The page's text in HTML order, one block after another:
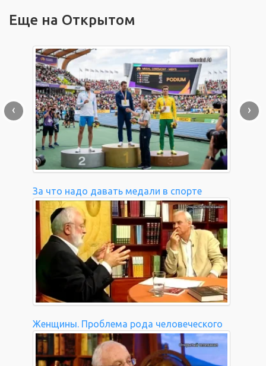
Еще на Открытом
За что надо давать медали в спорте
Женщины. Проблема рода человеческого
‹ ›